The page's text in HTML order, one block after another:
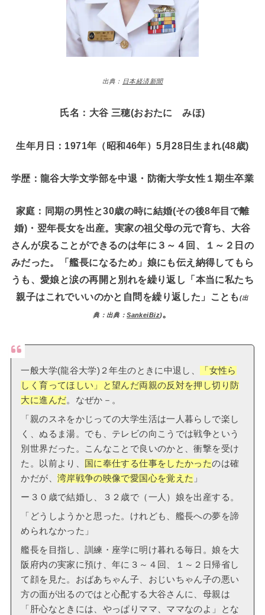
出典： 日本経済新聞
氏名：大谷 三穂(おおたに みほ)
生年月日：1971年（昭和46年）5月28日生まれ(48歳)
学歴：龍谷大学文学部を中退・防衛大学女性１期生卒業
家庭：同期の男性と30歳の時に結婚(その後8年目で離
婚)・翌年長女を出産。実家の祖父母の元で育ち、大谷
さんが戻ることができるのは年に３～４回、１～２日の
みだった。「艦長になるため」娘にも伝え納得してもら
うも、愛娘と涙の再開と別れを繰り返し「本当に私たち
親子はこれでいいのかと自問を繰り返した」ことも (出
典：出典：SankeiBiz)。
一般大学(龍谷大学)２年生のときに中退し、
「女性ら
しく育ってほしい」と望んだ両親の反対を押し切り防
大に進んだ。なぜか－。
「親のスネをかじっての大学生活は一人暮らしで楽し
く、ぬるま湯。でも、テレビの向こうでは戦争という
別世界だった。こんなことで良いのかと、衝撃を受け
た。以前より、
国に奉仕する仕事をしたかったのは確
かだが、 湾岸戦争の映像で愛国心を覚えた 」
ー３０歳で結婚し、３２歳で（一人）娘を出産する。
「どうしようかと思った。けれども、艦長への夢を諦
められなかった」
艦長を目指し、訓練・座学に明け暮れる毎日。娘を大
阪府内の実家に預け、年に３～４回、１～２日帰省し
て顔を見た。おばあちゃん子、おじいちゃん子の悪い
方の面が出るのではと心配する大谷さんに、母親は
「肝心なときには、やっぱりママ、ママなのよ」とな